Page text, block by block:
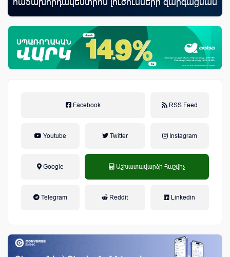
հաճախորդակենտրոն լուծումների զարգացման
նպատակով
Facebook RSS Feed
Youtube Twitter Instagram
Google Աշխատավարձի Հաշվիչ
Telegram Reddit Linkedin